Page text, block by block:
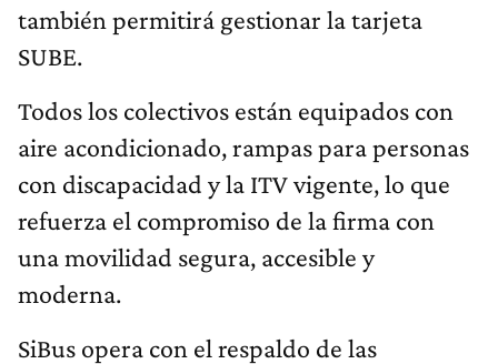
también permitirá gestionar la tarjeta
SUBE.
Todos los colectivos están equipados con
aire acondicionado, rampas para personas
con discapacidad y la ITV vigente, lo que
refuerza el compromiso de la firma con
una movilidad segura, accesible y
moderna.
SiBus opera con el respaldo de las